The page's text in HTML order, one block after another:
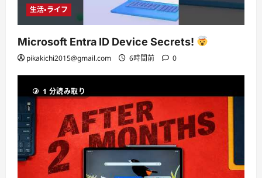
生活・ライフ
Microsoft Entra ID Device Secrets!
pikakichi2015@gmail.com 6時間前 0
1 分読み取り